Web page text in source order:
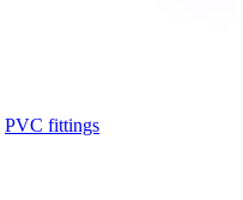
PVC fittings